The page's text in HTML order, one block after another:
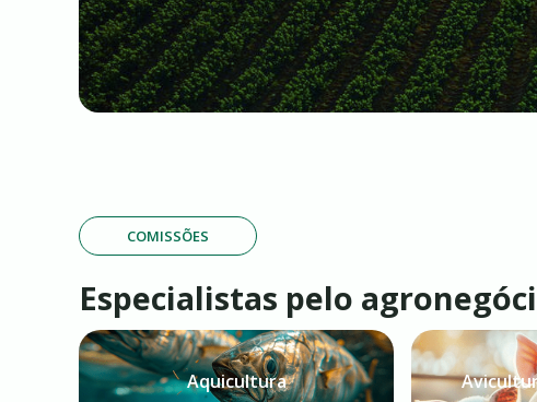
COMISSÕES
Especialistas pelo
Aquicultura